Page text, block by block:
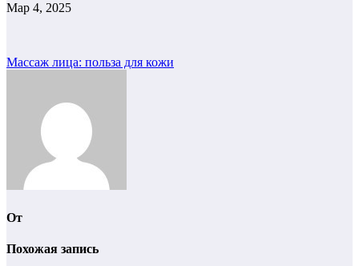
Мар 4, 2025
Навигация
записям
Массаж лица: польза для кожи
От
Похожая запись